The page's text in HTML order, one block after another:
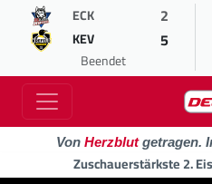
ECK 2
KEV 5
Beendet
Von Herzblutgetragen.
Zuschauerstärkste 2.